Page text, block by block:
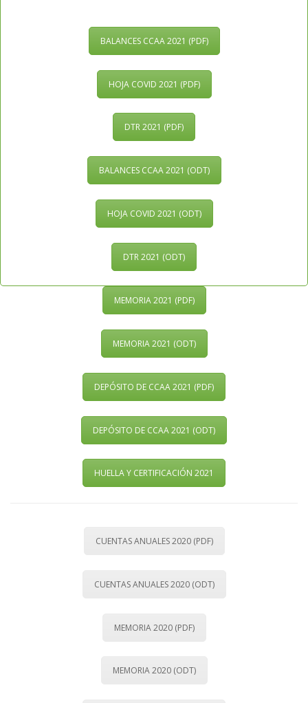
BALANCES CCAA 2021 (PDF)
HOJA COVID 2021 (PDF)
DTR 2021 (PDF)
BALANCES CCAA 2021 (ODT)
HOJA COVID 2021 (ODT)
DTR 2021 (ODT)
MEMORIA 2021 (PDF)
MEMORIA 2021 (ODT)
DEPÓSITO DE CCAA 2021 (PDF)
DEPÓSITO DE CCAA 2021 (ODT)
HUELLA Y CERTIFICACIÓN 2021
CUENTAS ANUALES 2020 (PDF)
CUENTAS ANUALES 2020 (ODT)
MEMORIA 2020 (PDF)
MEMORIA 2020 (ODT)